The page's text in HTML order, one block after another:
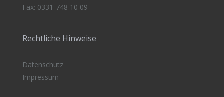
Fax: 0331-748 10 09
Rechtliche Hinweise
Datenschutz
Impressum